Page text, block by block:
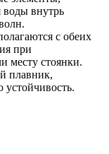
внутрь
с обеих
при
месту стоянки.
плавник,